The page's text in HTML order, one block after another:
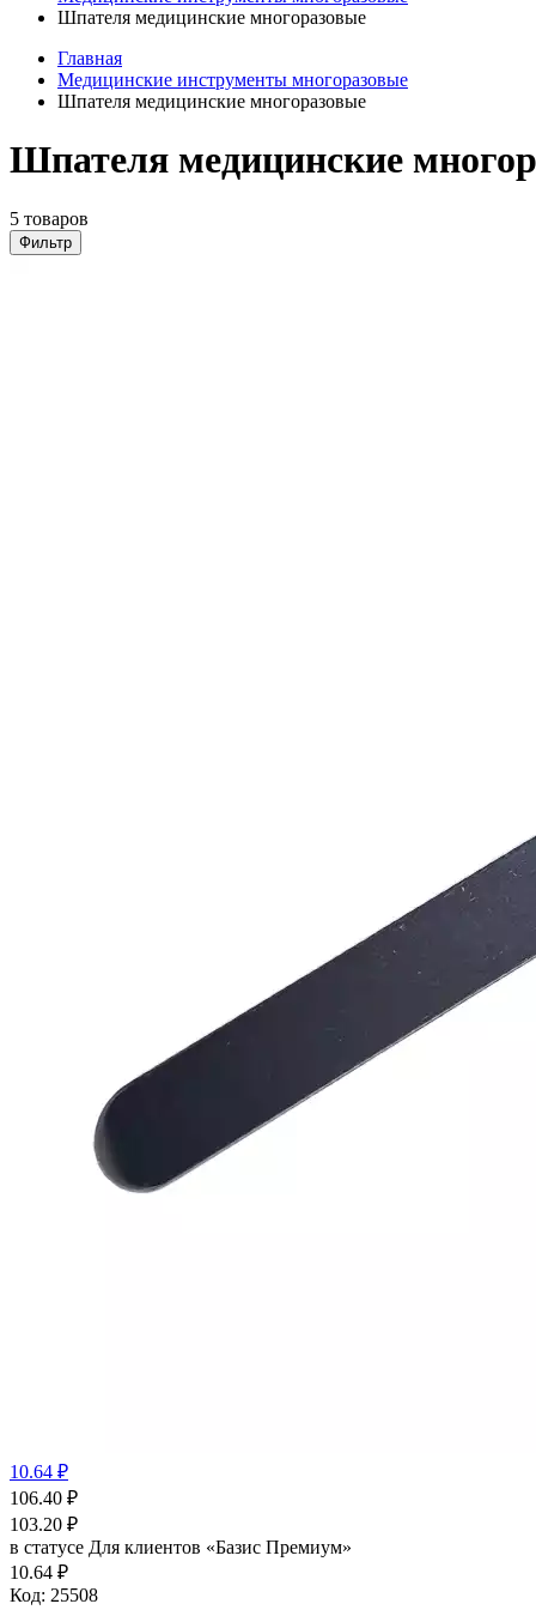
Шпателя медицинские многоразовые
Главная
Медицинские инструменты многоразовые
Шпателя медицинские многоразовые
Шпателя медицинские
5 товаров
Фильтр
10.64 ₽
106.40 ₽
103.20 ₽
в статусе Для клиентов «Базис Премиум»
10.64 ₽
Код: 25508